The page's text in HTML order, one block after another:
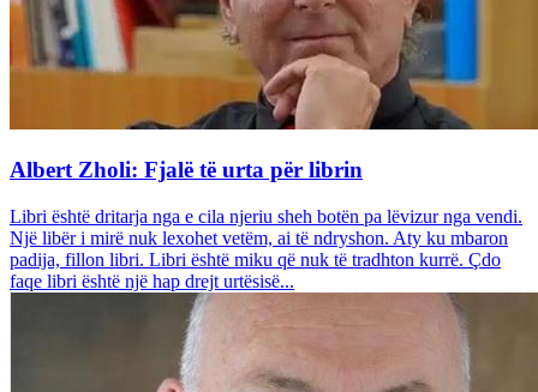
Albert Zholi: Fjalë të urta për librin
Libri është dritarja nga e cila njeriu sheh botën pa lëvizur nga vendi.
Një libër i mirë nuk lexohet vetëm, ai të ndryshon. Aty ku mbaron
padija, fillon libri. Libri është miku që nuk të tradhton kurrë. Çdo
faqe libri është një hap drejt urtësisë...